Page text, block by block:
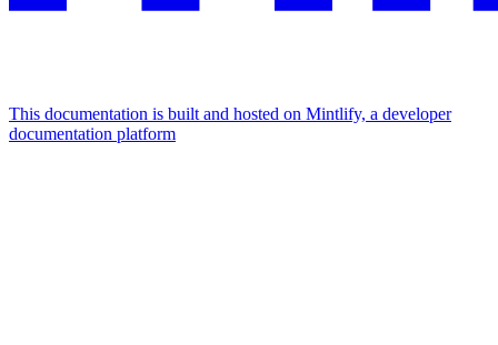
This documentation is built and hosted on Mintlify, a developer
documentation platform